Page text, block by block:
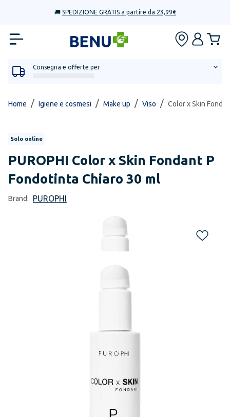
🚚 SPEDIZIONE GRATIS a partire da 23,99€
Consegna e offerte per
Home / Igiene e cosmesi / Make up / Viso / Color x Skin
Solo online
PUROPHI Color x Skin Fondant P
Fondotinta Chiaro 30 ml
Brand: PUROPHI